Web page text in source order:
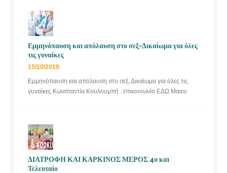
Εμμηνόπαυση και απόλαυση στο σεξ-Δικαίωμα για όλες
τις γυναίκες
15/10/2019
Εμμηνόπαυση και απόλαυση στο σεξ, Δικαίωμα για όλες τις
γυναίκες Κωνσταντία Κουλουμπή : επικοινωνία ΕΔΩ Μαιευ
ΔΙΑΤΡΟΦΗ ΚΑΙ ΚΑΡΚΙΝΟΣ ΜΕΡΟΣ 4ο και
Τελευταίο